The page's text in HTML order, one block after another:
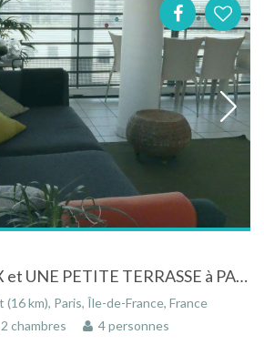
130 m² en DUPLEX et UNE PETITE TERRASSE à PARIS 12ème (DAUMESNIL)
km), Paris, Île-de-France, France
2 chambres 4 personnes